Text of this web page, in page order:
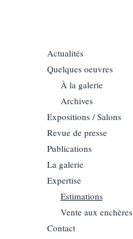
Actualités
Quelques oeuvres
À la galerie
Archives
Expositions / Salons
Revue de presse
Publications
La galerie
Expertise
Estimations
Vente aux enchères
Contact